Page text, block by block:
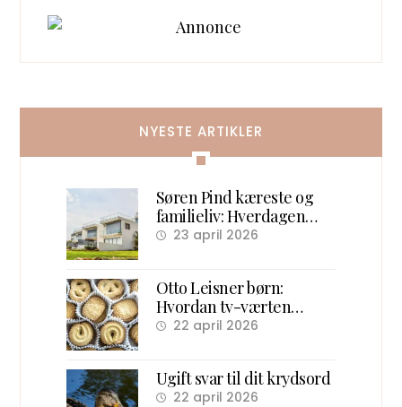
NYESTE ARTIKLER
Søren Pind kæreste og
familieliv: Hverdagen
efter politik
23 april 2026
Otto Leisner børn:
Hvordan tv-værten
samlede danske børn
22 april 2026
Ugift svar til dit krydsord
22 april 2026